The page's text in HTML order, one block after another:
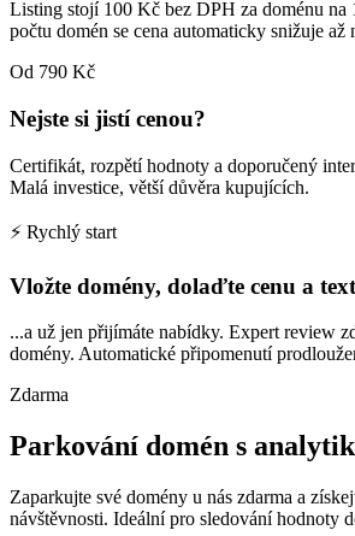
Listing stojí 100 Kč bez DPH za doménu na
počtu domén se cena automaticky snižuje až
Od 790 Kč
Nejste si jistí cenou?
Certifikát, rozpětí hodnoty a doporučený
Malá investice, větší důvěra kupujících.
⚡ Rychlý start
Vložte domény, dolaďte cenu a text
...a už jen přijímáte nabídky. Expert review
domény. Automatické připomenutí
Zdarma
Parkování domén s
Zaparkujte své domény u nás zdarma a
návštěvnosti. Ideální pro sledování hodnoty